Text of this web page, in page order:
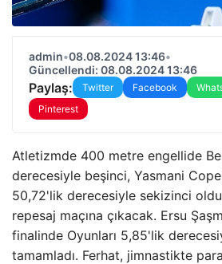
admin•08.08.2024 13:46•
Güncellendi: 08.08.2024 13:46
Paylaş: Twitter Facebook
Pinterest
Atletizmde 400 metre engellide
derecesiyle beşinci, Yasmani
50,72'lik derecesiyle sekizinci oldu.
repesaj maçına çıkacak. Ersu
finalinde Oyunları 5,85'lik
tamamladı. Ferhat, jimnastikte